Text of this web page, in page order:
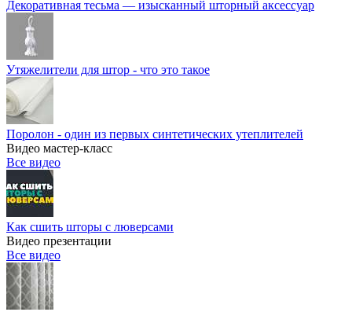
Декоративная тесьма — изысканный шторный аксессуар
Утяжелители для штор - что это такое
Поролон - один из первых синтетических утеплителей
Видео мастер-класс
Все видео
Как сшить шторы с люверсами
Видео презентации
Все видео